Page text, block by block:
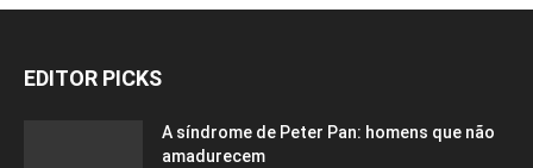
EDITOR PICKS
A síndrome de Peter Pan: homens que não
amadurecem